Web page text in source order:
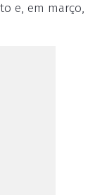
e, em março,